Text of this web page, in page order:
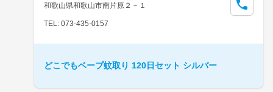
和歌山県和歌山市南片原２－１
TEL: 073-435-0157
どこでもベープ蚊取り 120日セット シルバー